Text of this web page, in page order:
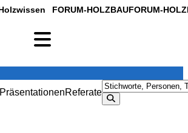
FORUM-HOLZBAUFORUM-
PräsentationenReferate